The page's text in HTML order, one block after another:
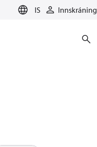
IS Innskráning